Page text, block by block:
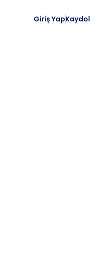
Giriş YapKaydol